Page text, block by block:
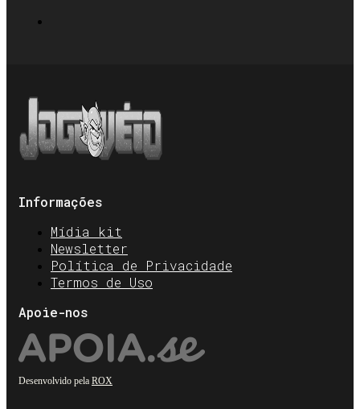
Informações
Mídia kit
Newsletter
Política de Privacidade
Termos de Uso
Apoie-nos
Desenvolvido pela ROX